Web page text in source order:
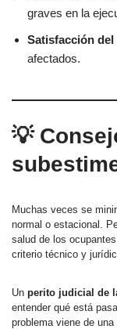
graves en la
Satisfacción del
afectados.
💡
Muchas veces se
normal o estacional.
salud de los
criterio técnico y
Un perito judicial de
entender qué está
problema viene de